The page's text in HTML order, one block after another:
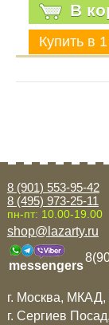
В
8 (901) 553-95-42
8 (495) 973-25-11
пн-пт: 10.00-19.00
shop@lazarty.ru
messengers
г. Москва, МКАД,
г. Сергиев